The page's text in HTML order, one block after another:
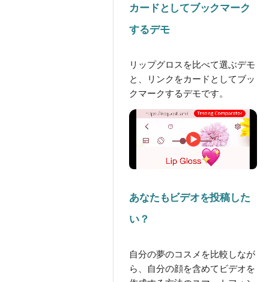
カードとしてブックマーク
するデモ
リップグロスを比べて選ぶデモ
と、リンクをカードとしてブッ
クマークするデモです。
あなたもビデオを投稿した
い？
自分の夢のコスメを比較しなが
ら、自分の顔を含めてビデオを